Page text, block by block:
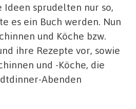
sprudelten nur so,
es ein Buch werden. Nun
und Köche bzw.
ihre Rezepte vor, sowie
und -Köche, die
Abenden